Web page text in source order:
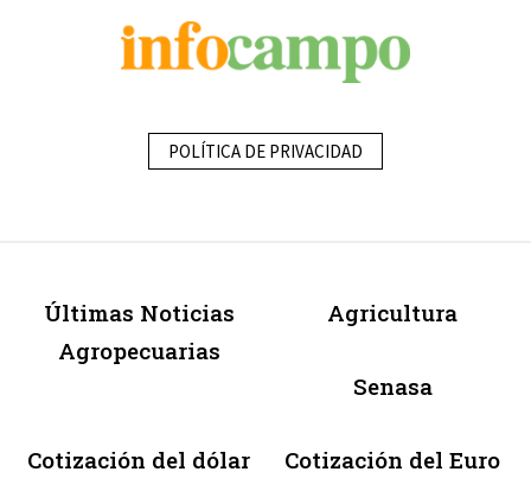
POLÍTICA DE PRIVACIDAD
Últimas Noticias
Agropecuarias
Agricultura
Senasa
Cotización del dólar Cotización del Euro